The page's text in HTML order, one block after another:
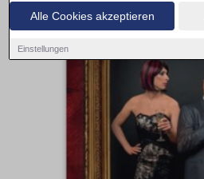
Alle Cookies akzeptieren
Einstellungen